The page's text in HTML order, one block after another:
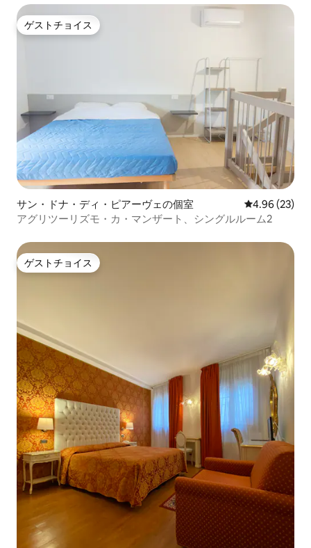
ゲストチョイス
ゲストチョイス
サン・ドナ・ディ・ピアーヴェの個室 レビュー23
4.96 (23)
アグリツーリズモ・カ・マンザート、シングルルーム2
ゲストチョイス
ゲストチョイス